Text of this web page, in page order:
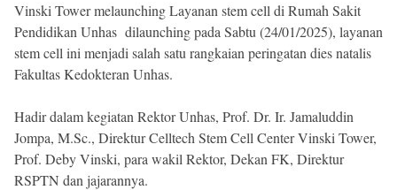
Vinski Tower melaunching Layanan stem cell di Rumah Sakit
Pendidikan Unhas dilaunching pada Sabtu (24/01/2025), layanan
stem cell ini menjadi salah satu rangkaian peringatan dies natalis
Fakultas Kedokteran Unhas.
Hadir dalam kegiatan Rektor Unhas, Prof. Dr. Ir. Jamaluddin
Jompa, M.Sc., Direktur Celltech Stem Cell Center Vinski Tower,
Prof. Deby Vinski, para wakil Rektor, Dekan FK, Direktur
RSPTN dan jajarannya.